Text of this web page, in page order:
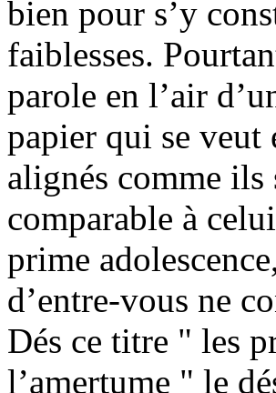
bien pour s’y
faiblesses.
parole en l’air
papier qui se veut
alignés comme
comparable à
prime
d’entre-vous ne
Dés ce titre " les
l’amertume " le